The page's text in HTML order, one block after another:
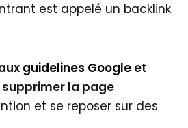
est appelé un backlink
guidelines Google et
la page
et se reposer sur des